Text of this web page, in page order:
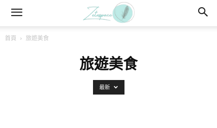
首頁 旅遊美食
旅遊美食
最新